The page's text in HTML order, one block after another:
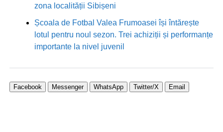
zona localității Sibișeni
Școala de Fotbal Valea Frumoasei își întărește
lotul pentru noul sezon. Trei achiziții și performanțe
importante la nivel juvenil
Facebook Messenger WhatsApp Twitter/X Email